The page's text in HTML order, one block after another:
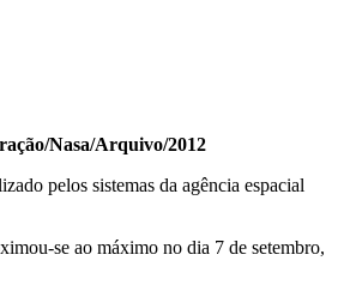
Nasa/Arquivo/2012
pelos sistemas da agência espacial
se ao máximo no dia 7 de setembro,